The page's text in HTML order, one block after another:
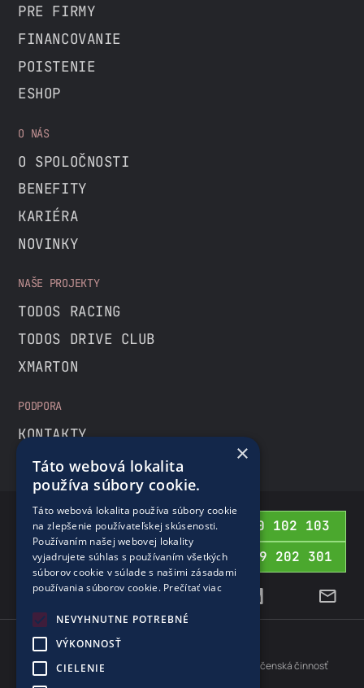
PRE FIRMY
FINANCOVANIE
POISTENIE
ESHOP
O NÁS
O SPOLOČNOSTI
BENEFITY
KARIÉRA
NOVINKY
NAŠE PROJEKTY
TODOS RACING
TODOS DRIVE CLUB
XMARTON
PODPORA
KONTAKTY
BEZPLATNÁ INFOLINKA 0800 102 103
PRE ZAHRANIČIE 02 69 202 301
Cookies Ochrana osobných údajov
Protispoločenská činnosť
×
Táto webová lokalita
používa súbory cookie.
Táto webová lokalita používa súbory cookie
na zlepšenie používateľskej skúsenosti.
Používaním našej webovej lokality
vyjadrujete súhlas s používaním všetkých
súborov cookie v súlade s našimi zásadami
používania súborov cookie. Prečítať viac
NEVYHNUTNE POTREBNÉ
VÝKONNOSŤ
CIELENIE